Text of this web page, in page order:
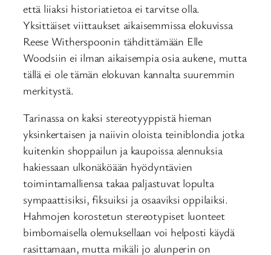
että liiaksi historiatietoa ei tarvitse olla.
Yksittäiset viittaukset aikaisemmissa elokuvissa
Reese Witherspoonin tähdittämään Elle
Woodsiin ei ilman aikaisempia osia aukene, mutta
tällä ei ole tämän elokuvan kannalta suuremmin
merkitystä.
Tarinassa on kaksi stereotyyppistä hieman
yksinkertaisen ja naiivin oloista teiniblondia jotka
kuitenkin shoppailun ja kaupoissa alennuksia
hakiessaan ulkonäköään hyödyntävien
toimintamalliensa takaa paljastuvat lopulta
sympaattisiksi, fiksuiksi ja osaaviksi oppilaiksi.
Hahmojen korostetun stereotypiset luonteet
bimbomaisella olemuksellaan voi helposti käydä
rasittamaan, mutta mikäli jo alunperin on